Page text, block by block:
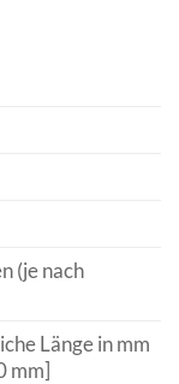
(je nach
Länge in mm
mm]